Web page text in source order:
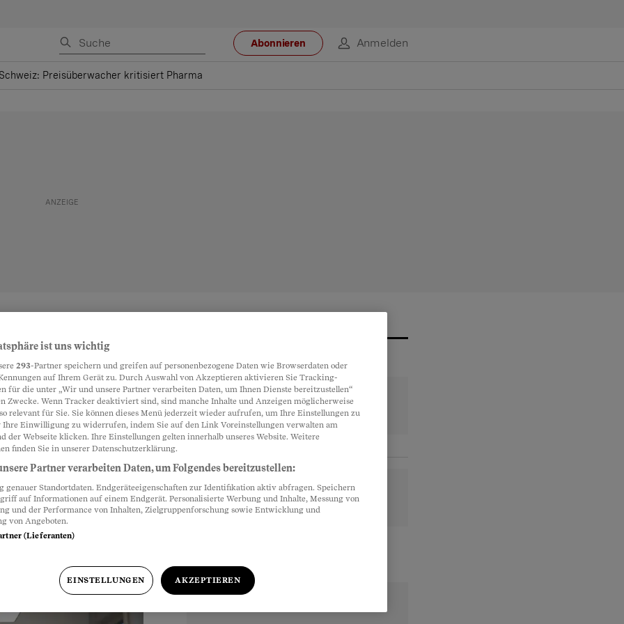
Abonnieren Anmelden
Preisüberwacher kritisiert Pharma
zu Recht
Stefan
– und was gar
ist uns wichtig
293-Partner speichern und greifen auf personenbezogene Daten wie Browserdaten oder
auf Ihrem Gerät zu. Durch Auswahl von Akzeptieren aktivieren Sie Tracking-
für die unter „Wir und unsere Partner verarbeiten Daten, um Ihnen Dienste bereitzustellen“
Zwecke. Wenn Tracker deaktiviert sind, sind manche Inhalte und Anzeigen möglicherweise
relevant für Sie. Sie können dieses Menü jederzeit wieder aufrufen, um Ihre Einstellungen zu
Ihre Einwilligung zu widerrufen, indem Sie auf den Link Voreinstellungen verwalten am
der Webseite klicken. Ihre Einstellungen gelten innerhalb unseres Website. Weitere
finden Sie in unserer Datenschutzerklärung.
Partner verarbeiten Daten, um Folgendes bereitzustellen:
genauer Standortdaten. Endgeräteeigenschaften zur Identifikation aktiv abfragen. Speichern
auf Informationen auf einem Endgerät. Personalisierte Werbung und Inhalte, Messung von
und der Performance von Inhalten, Zielgruppenforschung sowie Entwicklung und
von Angeboten.
(Lieferanten)
EINSTELLUNGEN AKZEPTIEREN